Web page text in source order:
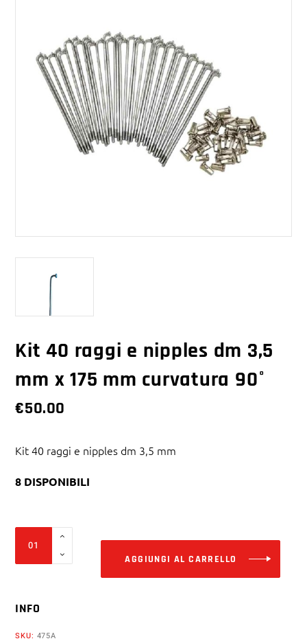
Kit 40 raggi e nipples dm 3,5
mm x 175 mm curvatura 90°
€50.00
Kit 40 raggi e nipples dm 3,5 mm
8 DISPONIBILI
nipples
AGGIUNGI AL CARRELLO
INFO
SKU: 475A